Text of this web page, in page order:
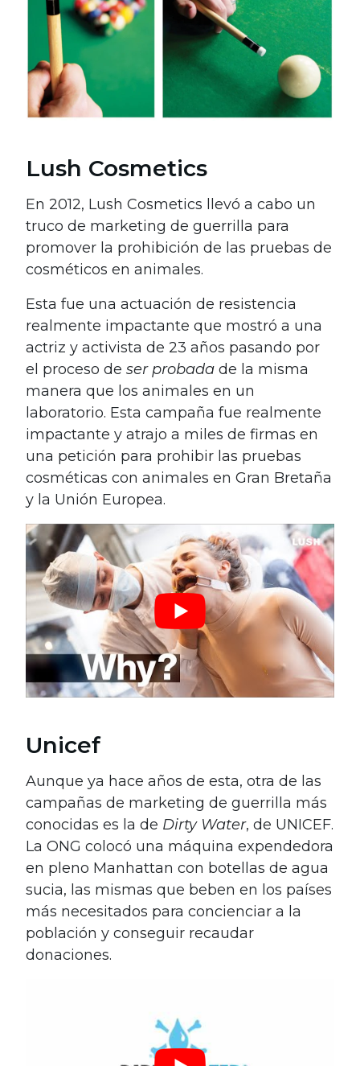
Lush Cosmetics
En 2012, Lush Cosmetics llevó a cabo un
truco de marketing de guerrilla para
promover la prohibición de las pruebas de
cosméticos en animales.
Esta fue una actuación de resistencia
realmente impactante que mostró a una
actriz y activista de 23 años pasando por
el proceso de ser probada de la misma
manera que los animales en un
laboratorio. Esta campaña fue realmente
impactante y atrajo a miles de firmas en
una petición para prohibir las pruebas
cosméticas con animales en Gran Bretaña
y la Unión Europea.
Unicef
Aunque ya hace años de esta, otra de las
campañas de marketing de guerrilla más
conocidas es la de Dirty Water, de UNICEF.
La ONG colocó una máquina expendedora
en pleno Manhattan con botellas de agua
sucia, las mismas que beben en los países
más necesitados para concienciar a la
población y conseguir recaudar
donaciones.